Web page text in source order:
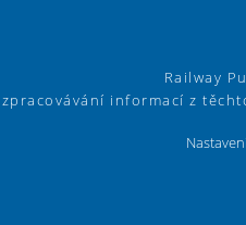
Railway
informací z